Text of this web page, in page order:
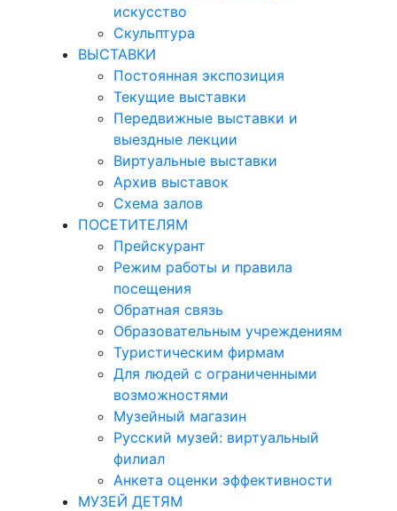
искусство
Скульптура
ВЫСТАВКИ
Постоянная экспозиция
Текущие выставки
Передвижные выставки и
выездные лекции
Виртуальные выставки
Архив выставок
Схема залов
ПОСЕТИТЕЛЯМ
Прейскурант
Режим работы и правила
посещения
Обратная связь
Образовательным учреждениям
Туристическим фирмам
Для людей с ограниченными
возможностями
Музейный магазин
Русский музей: виртуальный
филиал
Анкета оценки эффективности
МУЗЕЙ ДЕТЯМ